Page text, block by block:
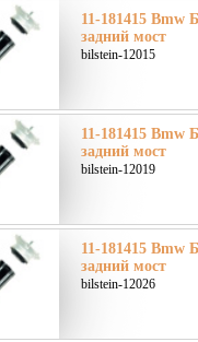
11-181415 Bmw
задний мост
bilstein-12015
11-181415 Bmw
задний мост
bilstein-12019
11-181415 Bmw
задний мост
bilstein-12026